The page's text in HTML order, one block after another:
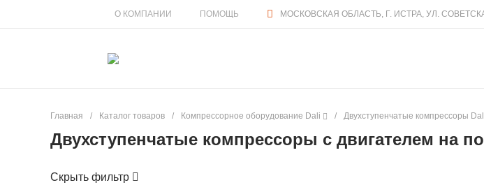
О КОМПАНИИ ПОМОЩЬ МОСКОВСКАЯ ОБЛАСТЬ, Г. ИСТРА, УЛ.
Главная / Каталог товаров / Компрессорное оборудование Dali / Двухступенчатые компрессоры
Двухступенчатые компрессоры с двигателем на
Скрыть фильтр